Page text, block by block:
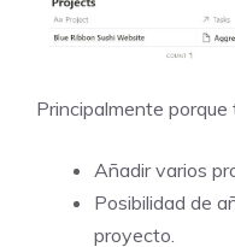
Principalmente
Añadir varios
Posibilidad de
proyecto.